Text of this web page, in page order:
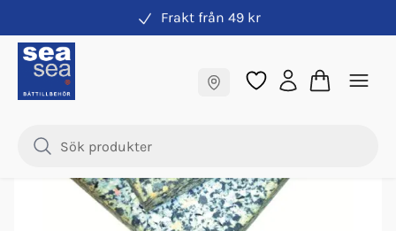
Frakt från 49 kr
Samma pris online & i butik